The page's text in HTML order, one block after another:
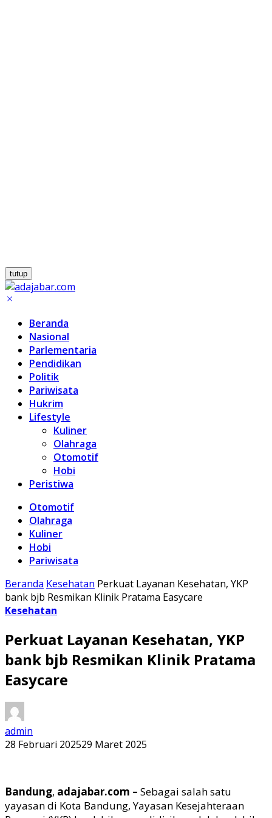
tutup
Beranda
Nasional
Parlementaria
Pendidikan
Politik
Pariwisata
Hukrim
Lifestyle
Kuliner
Olahraga
Otomotif
Hobi
Peristiwa
Otomotif
Olahraga
Kuliner
Hobi
Pariwisata
Beranda Kesehatan Perkuat Layanan Kesehatan, YKP
bank bjb Resmikan Klinik Pratama Easycare
Kesehatan
Perkuat Layanan Kesehatan, YKP
bank bjb Resmikan Klinik Pratama
Easycare
admin
28 Februari 202529 Maret 2025
Bandung, adajabar.com – Sebagai salah satu
yayasan di Kota Bandung,Yayasan Kesejahteraan